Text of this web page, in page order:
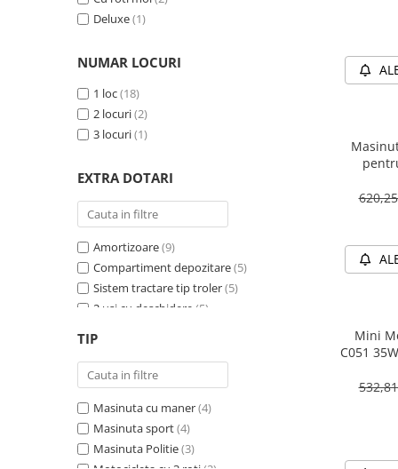
Deluxe(1)
NUMAR LOCURI
1 loc(18)
2 locuri(2)
3 locuri(1)
EXTRA DOTARI
Amortizoare(9)
Compartiment depozitare(5)
Sistem tractare tip troler(5)
2 usi cu deschidere (5)
Schimbator viteza
Bluetooth(4)
Baterie detasabila(3)
Megafon (2)
4X4 (2)
TIP
Masinuta cu maner(4)
Masinuta sport(4)
Masinuta Politie(3)
Mini
C051